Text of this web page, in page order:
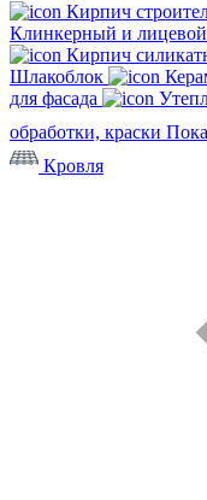
Кирпич
Клинкерный и
Кирпич
Шлакоблок
для фасада
обработки, краски
Кровля